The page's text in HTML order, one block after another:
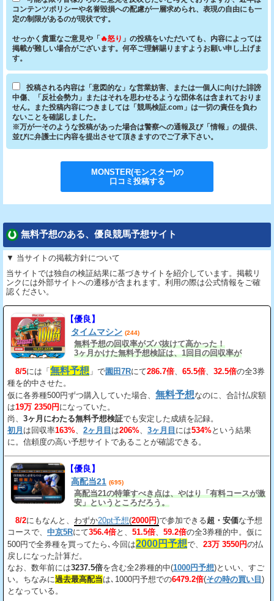
コンテンツポリシーや名誉毀損への配慮が一層求められ、表現の自由にも一
定の制限があるのが現状です。
せっかく貴重なご意見や「 🔥怒り 」の投稿をいただいても、内容によっては
掲載が難しい場合がございます。何卒ご理解賜りますようお願い申し上げま
す。
投稿される内容は「意図的な」な営業妨害、または一個人に向けた誹謗
中傷、「反社会勢力」またはそれを思わせるような団体名は含まれておりま
せん。また投稿内容につきましては「競馬検証.com」は一切の責任を負わ
ないことを確認しました。
※万が一そのような投稿があった場合は警察への通報及び「情報」の提供、
並びに弁護士に内容を提出させて頂きますのでご了承下さい。
MONSTER(モンスター)の
口コミ投稿する
無料予想のある、優良競馬予想サイト
▼ 当サイトの掲載方針について
当サイトでは独自の検証結果に基づきサイトを紹介しています。掲載リ
ンクには外部サイトへの遷移が含まれます。利用の際は公式情報をご確
認ください。
【優良】
タイムマシン (244)
無料予想の回収率がズバ抜けて高かった！
3ヶ月かけた無料予想検証は、1回目の回収率が
8/5には「 無料予想 」で園田7Rにて286.7倍、 65.5倍、 32.5倍の全3券
種を的中させた。
仮に各券種500円ずつ購入していた場合、 無料予想なのに、合計払戻額
は19万 2350円 になっていた。
尚、 3ヶ月にわたる無料予想検証でも安定した成績を記録。
初月 は回収率163%、 2ヶ月目 は206%、 3ヶ月目 には534%という結果
に。信頼度の高い予想サイトであることが確認できる。
【優良】
高配当21 (695)
高配当21の特筆すべき点は、やはり「有料コースが激
安」というところだろう。
8/2にもなんと、 わずか20pt予想(2000円)で参加できる超・安価な予想
コースで、 中京5Rにて356.4倍と、 51.5倍、 59.2倍の全3券種的中。仮に
500円で全券種を買ってたら､今回は2000円予想で、 23万 3550円の払
戻しになった計算だ。
なお、数年前には3237.5倍を含む全2券種的中(1000円予想)といい、すご
い。ちなみに過去最高配当は､1000円予想での6479.2倍(その時の買い目 )
となっている。